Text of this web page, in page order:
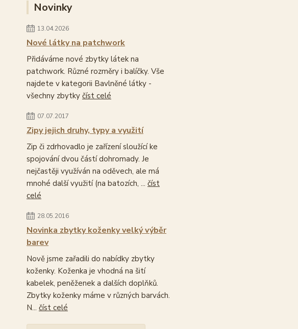
Novinky
13.04.2026
Nové látky na patchwork
Přidáváme nové zbytky látek na
patchwork. Různé rozměry i balíčky. Vše
najdete v kategorii Bavlněné látky -
všechny zbytky číst celé
07.07.2017
Zipy jejich druhy, typy a využití
Zip či zdrhovadlo je zařízení sloužící ke
spojování dvou částí dohromady. Je
nejčastěji využíván na oděvech, ale má
mnohé další využití (na batozích, ... číst
celé
28.05.2016
Novinka zbytky koženky velký výběr
barev
Nově jsme zařadili do nabídky zbytky
koženky. Koženka je vhodná na šití
kabelek, peněženek a dalších doplňků.
Zbytky koženky máme v různých barvách.
N... číst celé